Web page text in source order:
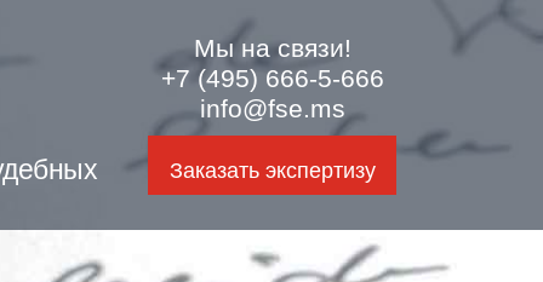
Мы на связи!
+7 (495) 666-5-666
info@fse.ms
Заказать экспертизу